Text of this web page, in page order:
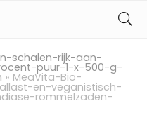
schalen-rijk-aan-
puur-1-x-500-g-
» MeaVita-Bio-
en-veganistisch-
rommelzaden-